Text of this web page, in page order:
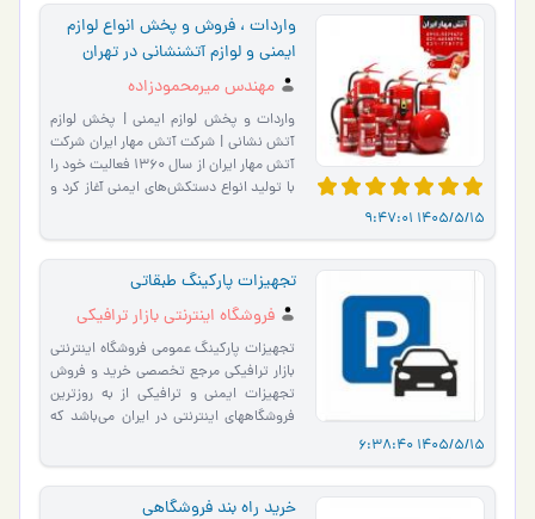
1405/5/15 9:47:01
واردات ، فروش و پخش انواع لوازم
ایمنی و لوازم آتشنشانی در تهران
مهندس میرمحمودزاده
واردات و پخش لوازم ایمنی | پخش لوازم
آتش نشانی | شرکت آتش مهار ایران شرکت
آتش مهار ایران از سال ۱۳۶۰ فعالیت خود را
با تولید انواع دستکش‌های ایمنی آغاز کرد و
1405/5/15 6:38:40
تجهیزات پارکینگ طبقاتی
فروشگاه اینترنتی بازار ترافیکی
تجهیزات پارکینگ عمومی فروشگاه اینترنتی
بازار ترافیکی مرجع تخصصی خرید و فروش
تجهیزات ایمنی و ترافیکی از به روزترین
فروشگاههای اینترنتی در ایران می‌باشد که
خرید راه بند فروشگاهی